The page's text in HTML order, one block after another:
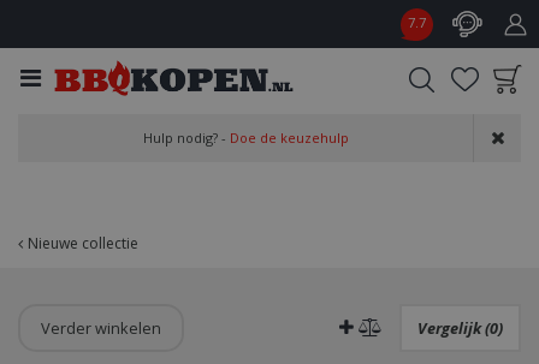
Nieuwe collectie
7.7
aan wensenlijst
Hulp nodig? - Doe de keuzehulp
Verder winkelen Vergelijk (0)